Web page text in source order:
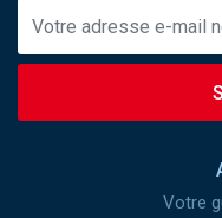
Votre